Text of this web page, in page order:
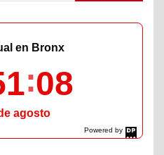
Powered by
DaysPedia.com
en Bronx
09
agosto